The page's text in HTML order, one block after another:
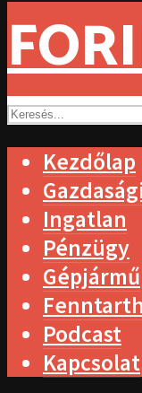
Kezdőlap
Ingatlan
Pénzügy
Gépjármű
Podcast
Kapcsolat